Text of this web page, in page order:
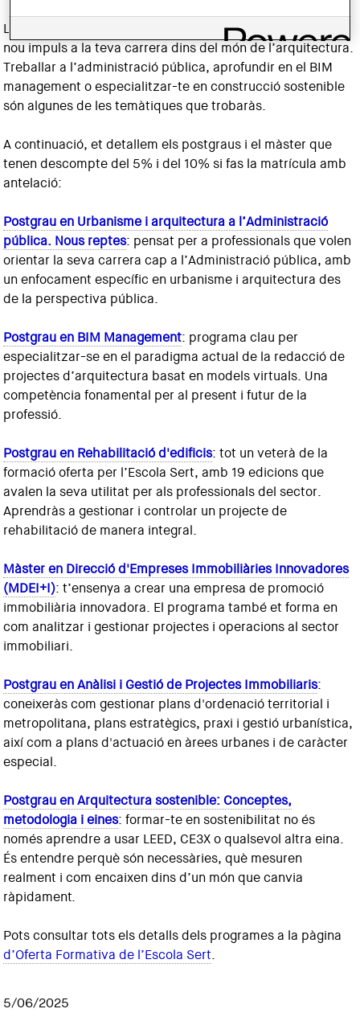
L’
és molt variada i pensada per donar un
nou impuls a la teva carrera dins del món de l’arquitectura.
Treballar a l’administració pública, aprofundir en el BIM
management o especialitzar-te en construcció sostenible
són algunes de les temàtiques que trobaràs.
A continuació, et detallem els postgraus i el màster que
tenen descompte del 5% i del 10% si fas la matrícula amb
antelació:
Postgrau en Urbanisme i arquitectura a l’Administració
pública. Nous reptes: pensat per a professionals que volen
orientar la seva carrera cap a l’Administració pública, amb
un enfocament específic en urbanisme i arquitectura des
de la perspectiva pública.
Postgrau en BIM Management: programa clau per
especialitzar-se en el paradigma actual de la redacció de
projectes d’arquitectura basat en models virtuals. Una
competència fonamental per al present i futur de la
professió.
Postgrau en Rehabilitació d'edificis: tot un veterà de la
formació oferta per l’Escola Sert, amb 19 edicions que
avalen la seva utilitat per als professionals del sector.
Aprendràs a gestionar i controlar un projecte de
rehabilitació de manera integral.
Màster en Direcció d'Empreses Immobiliàries Innovadores
(MDEI+I): t’ensenya a crear una empresa de promoció
immobiliària innovadora. El programa també et forma en
com analitzar i gestionar projectes i operacions al sector
immobiliari.
Postgrau en Anàlisi i Gestió de Projectes Immobiliaris:
coneixeràs com gestionar plans d'ordenació territorial i
metropolitana, plans estratègics, praxi i gestió urbanística,
així com a plans d'actuació en àrees urbanes i de caràcter
especial.
Postgrau en Arquitectura sostenible: Conceptes,
metodologia i eines: formar-te en sostenibilitat no és
només aprendre a usar LEED, CE3X o qualsevol altra eina.
És entendre perquè són necessàries, què mesuren
realment i com encaixen dins d’un món que canvia
ràpidament.
Pots consultar tots els detalls dels programes a la pàgina
d’Oferta Formativa de l’Escola Sert.
5/06/2025